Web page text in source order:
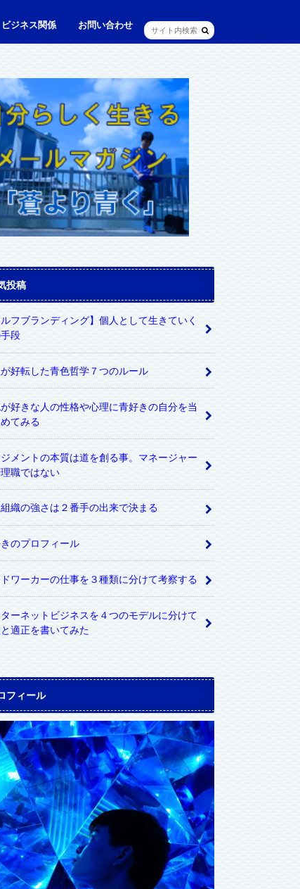
ビジネス関係 お問い合わせ
投稿
ルフブランディング】個人として生きていく
段
が好転した青色哲学７つのルール
好きな人の性格や心理に青好きの自分を当
てみる
メントの本質は道を創る事。マネージャー
理職ではない
織の強さは２番手の出来で決まる
のプロフィール
ドワーカーの仕事を３種類に分けて考察する
ーネットビジネスを４つのモデルに分けて
適正を書いてみた
フィール